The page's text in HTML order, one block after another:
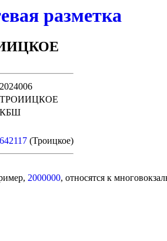
разметка
2024006
ТРОИИЦКОЕ
КБШ
642117 (Троицкое)
2000000, относятся к